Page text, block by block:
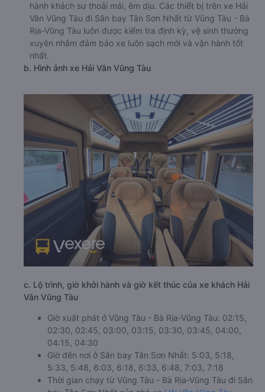
hành khách sự thoải mái, êm dịu. Các thiết bị trên xe Hải
Vân Vũng Tàu đi Sân bay Tân Sơn Nhất từ Vũng Tàu - Bà
Rịa-Vũng Tàu luôn được kiểm tra định kỳ, vệ sinh thường
xuyên nhằm đảm bảo xe luôn sạch mới và vận hành tốt
nhất.
b. Hình ảnh xe Hải Vân Vũng Tàu
c. Lộ trình, giờ khởi hành và giờ kết thúc của xe khách Hải
Vân Vũng Tàu
Giờ xuất phát ở Vũng Tàu - Bà Rịa-Vũng Tàu: 02:15,
02:30, 02:45, 03:00, 03:15, 03:30, 03:45, 04:00,
04:15, 04:30
Giờ đến nơi ở Sân bay Tân Sơn Nhất: 5:03, 5:18,
5:33, 5:48, 6:03, 6:18, 6:33, 6:48, 7:03, 7:18
Thời gian chạy từ Vũng Tàu - Bà Rịa-Vũng Tàu đi Sân